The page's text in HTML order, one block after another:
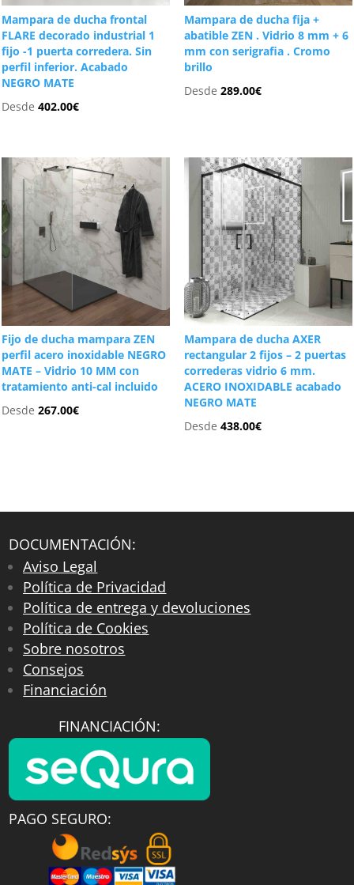
Mampara de ducha frontal
FLARE decorado industrial 1
fijo -1 puerta corredera. Sin
perfil inferior. Acabado
NEGRO MATE
Desde402.00€
Mampara de ducha fija +
abatible ZEN . Vidrio 8 mm + 6
mm con serigrafia . Cromo
brillo
Desde 289.00€
Fijo de ducha mampara ZEN
perfil acero inoxidable NEGRO
MATE – Vidrio 10 MM con
tratamiento anti-cal incluido
Desde267.00€
Mampara de ducha AXER
rectangular 2 fijos – 2 puertas
correderas vidrio 6 mm.
ACERO INOXIDABLE acabado
NEGRO MATE
Desde 438.00€
DOCUMENTACIÓN:
Aviso Legal
Política de Privacidad
Política de entrega y devoluciones
Política de Cookies
Sobre nosotros
Consejos
Financiación
FINANCIACIÓN:
PAGO SEGURO: